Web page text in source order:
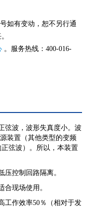
如有变动，恕不另行通
。服务热线：400-016-
弦波，波形失真度小。波
装置（其他类型的变频
弦波）。所以，本装置
压控制回路隔离。
合现场使用。
工作效率50％（相对于发